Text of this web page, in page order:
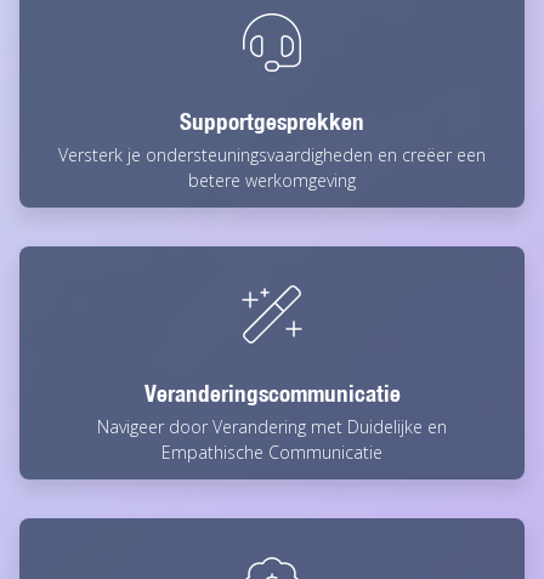
Supportgesprekken
Versterk je ondersteuningsvaardigheden en creëer een
betere werkomgeving
Veranderingscommunicatie
Navigeer door Verandering met Duidelijke en
Empathische Communicatie